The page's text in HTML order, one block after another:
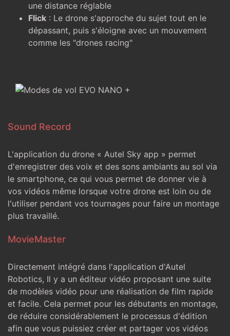
une distance réglable
Flick : Le drone s'approche du sujet tout en le
dépassant, puis s'éloigne avec un mouvement
comme les "drones racing"
Sound Record
L'application du drone « Autel Sky app » permet
d'enregistrer des voix et des sons ambiants au sol via
le smartphone, ce qui vous permet de donner vie à
vos vidéos même lorsque votre drone est loin ou de
l'utiliser pendant vos tournages pour faire un montage
plus travaillé.
MovieMaster
Directement intégré dans l'application d'Autel
Robotics, Il y a un éditeur vidéo proposant une suite
de modèles vidéo pour une réalisation de film rapide
et facile. Cela permet pour les débutants en montage,
de réduire considérablement le processus d'édition
afin que vous puissiez créer et partager vos vidéos